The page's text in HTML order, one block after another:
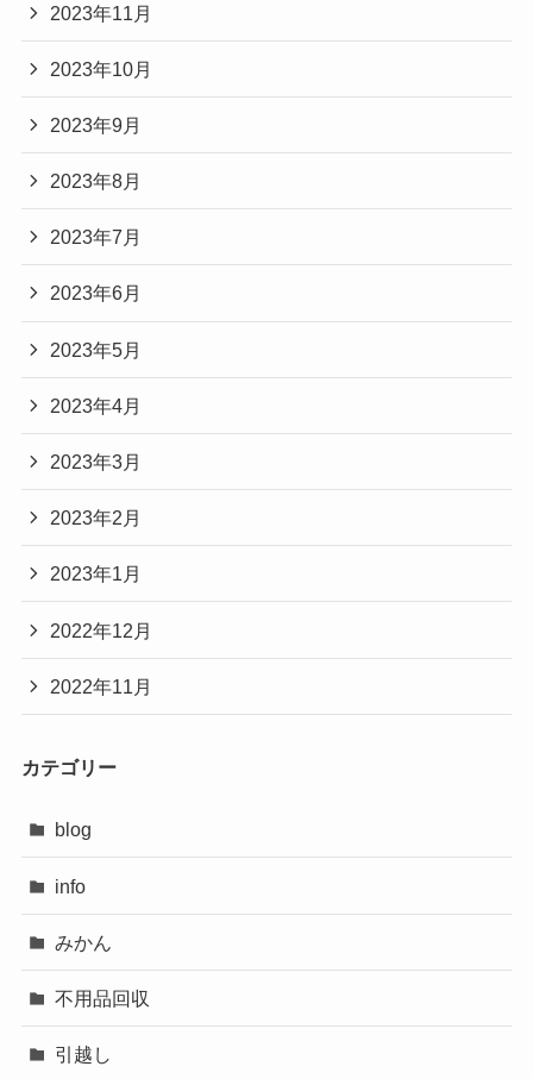
2023年11月
2023年10月
2023年9月
2023年8月
2023年7月
2023年6月
2023年5月
2023年4月
2023年3月
2023年2月
2023年1月
2022年12月
2022年11月
カテゴリー
blog
info
みかん
不用品回収
引越し